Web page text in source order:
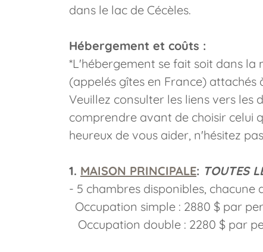
dans le lac de Cécèles.
Hébergement et coûts :
*L'hébergement se fait soit dans la
(appelés gîtes en France)
Veuillez consulter les liens vers
comprendre avant de choisir celui
heureux de vous aider, n'hésitez
1. MAISON PRINCIPALE: TOUTES
- 5 chambres disponibles, chacune
Occupation simple : 2880 $ par
Occupation double : 2280 $ par